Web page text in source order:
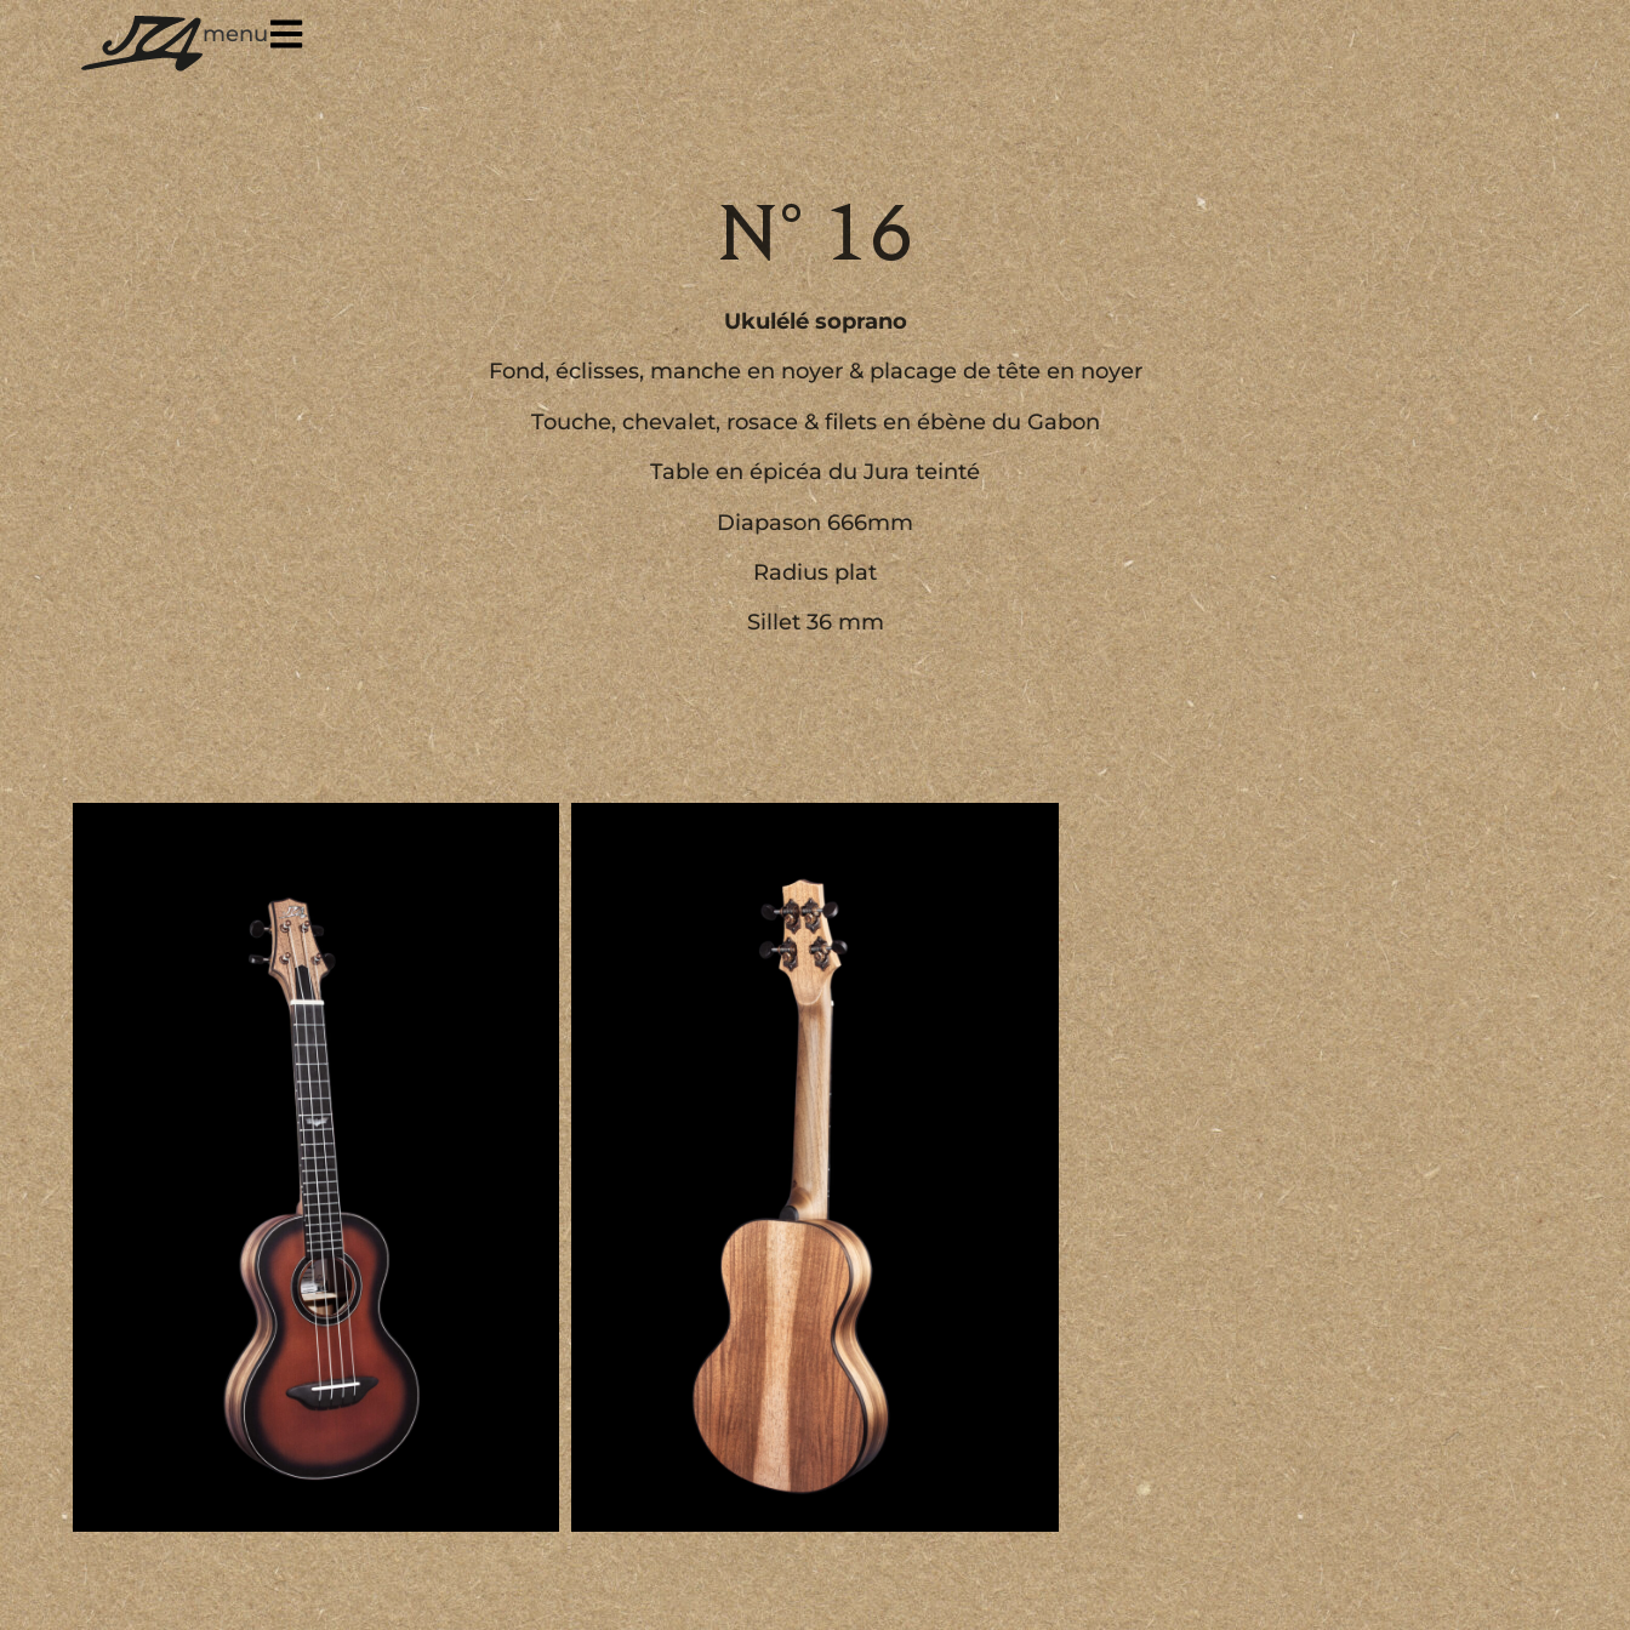
menu
N° 16
Ukulélé soprano
Fond, éclisses, manche en noyer & placage de tête en noyer
Touche, chevalet, rosace & filets en ébène du Gabon
Table en épicéa du Jura teinté
Diapason 666mm
Radius plat
Sillet 36 mm